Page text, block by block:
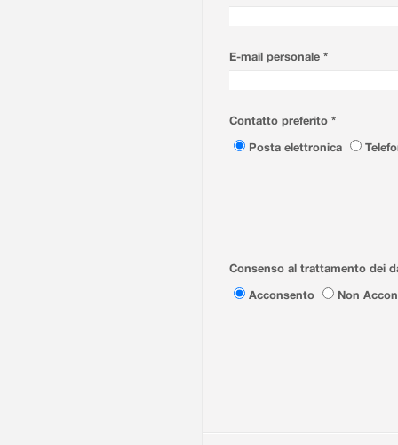
E-mail personale *
Contatto preferito *
Posta elettronica
Consenso al trattamento dei
Acconsento
Non